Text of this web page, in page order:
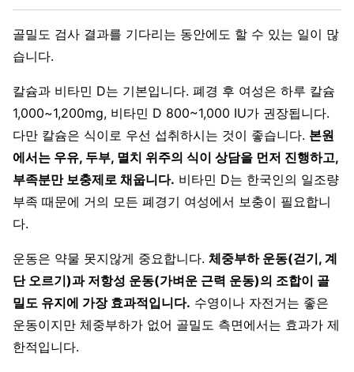
골밀도 검사 결과를 기다리는 동안에도 할 수 있는 일이 많
습니다.
칼슘과 비타민 D는 기본입니다. 폐경 후 여성은 하루 칼슘
1,000~1,200mg, 비타민 D 800~1,000 IU가 권장됩니다.
다만 칼슘은 식이로 우선 섭취하시는 것이 좋습니다. 본원
에서는 우유, 두부, 멸치 위주의 식이 상담을 먼저 진행하고,
부족분만 보충제로 채웁니다. 비타민 D는 한국인의 일조량
부족 때문에 거의 모든 폐경기 여성에서 보충이 필요합니
다.
운동은 약물 못지않게 중요합니다. 체중부하 운동(걷기, 계
단 오르기)과 저항성 운동(가벼운 근력 운동)의 조합이 골
밀도 유지에 가장 효과적입니다. 수영이나 자전거는 좋은
운동이지만 체중부하가 없어 골밀도 측면에서는 효과가 제
한적입니다.